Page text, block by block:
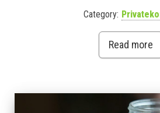
Category:
Read more